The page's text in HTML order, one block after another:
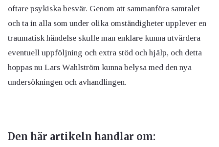
oftare psykiska besvär. Genom att sammanföra samtalet
och ta in alla som under olika omständigheter upplever en
traumatisk händelse skulle man enklare kunna utvärdera
eventuell uppföljning och extra stöd och hjälp, och detta
hoppas nu Lars Wahlström kunna belysa med den nya
undersökningen och avhandlingen.
Den här artikeln handlar om: